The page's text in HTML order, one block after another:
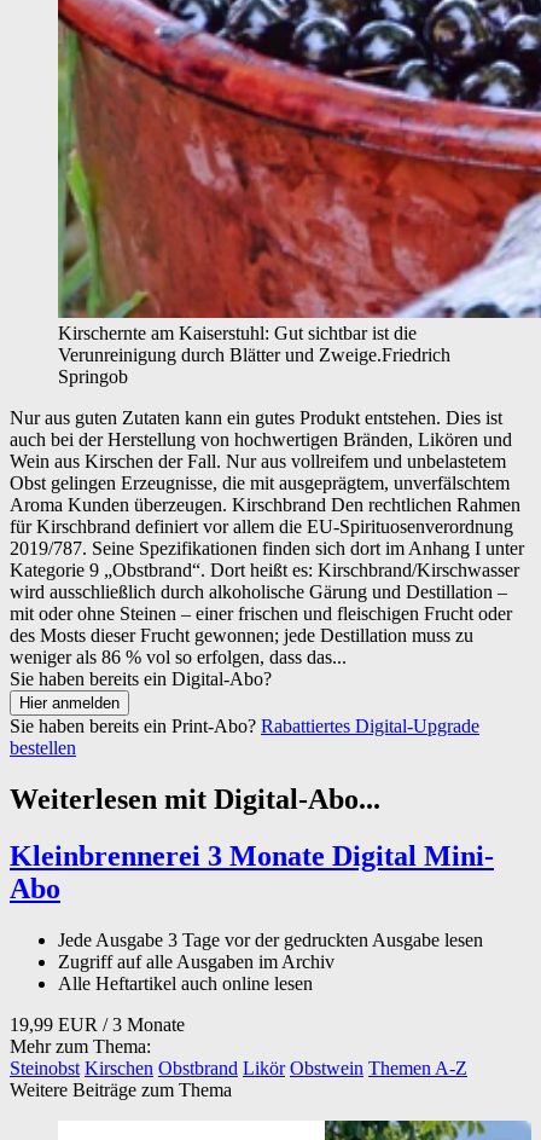
Kirschernte am Kaiserstuhl: Gut sichtbar ist die
Verunreinigung durch Blätter und Zweige.Friedrich
Springob
Nur aus guten Zutaten kann ein gutes Produkt entstehen. Dies ist
auch bei der Herstellung von hochwertigen Bränden, Likören und
Wein aus Kirschen der Fall. Nur aus vollreifem und unbelastetem
Obst gelingen Erzeugnisse, die mit ausgeprägtem, unverfälschtem
Aroma Kunden überzeugen. Kirschbrand Den rechtlichen Rahmen
für Kirschbrand definiert vor allem die EU-Spirituosenverordnung
2019/787. Seine Spezifikationen finden sich dort im Anhang I unter
Kategorie 9 „Obstbrand“. Dort heißt es: Kirschbrand/Kirschwasser
wird ausschließlich durch alkoholische Gärung und Destillation –
mit oder ohne Steinen – einer frischen und fleischigen Frucht oder
des Mosts dieser Frucht gewonnen; jede Destillation muss zu
weniger als 86 % vol so erfolgen, dass das...
Sie haben bereits ein Digital-Abo?
Sie haben bereits ein Print-Abo? Rabattiertes Digital-Upgrade
bestellen
Weiterlesen mit Digital-Abo...
Kleinbrennerei 3 Monate Digital Mini-
Abo
Jede Ausgabe 3 Tage vor der gedruckten Ausgabe lesen
Zugriff auf alle Ausgaben im Archiv
Alle Heftartikel auch online lesen
19,99 EUR / 3 Monate
Mehr zum Thema:
Steinobst Kirschen Obstbrand Likör Obstwein Themen A-Z
Weitere Beiträge zum Thema